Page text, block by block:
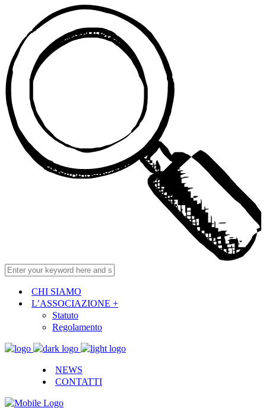
CHI SIAMO
L’ASSOCIAZIONE +
Statuto
Regolamento
NEWS
CONTATTI